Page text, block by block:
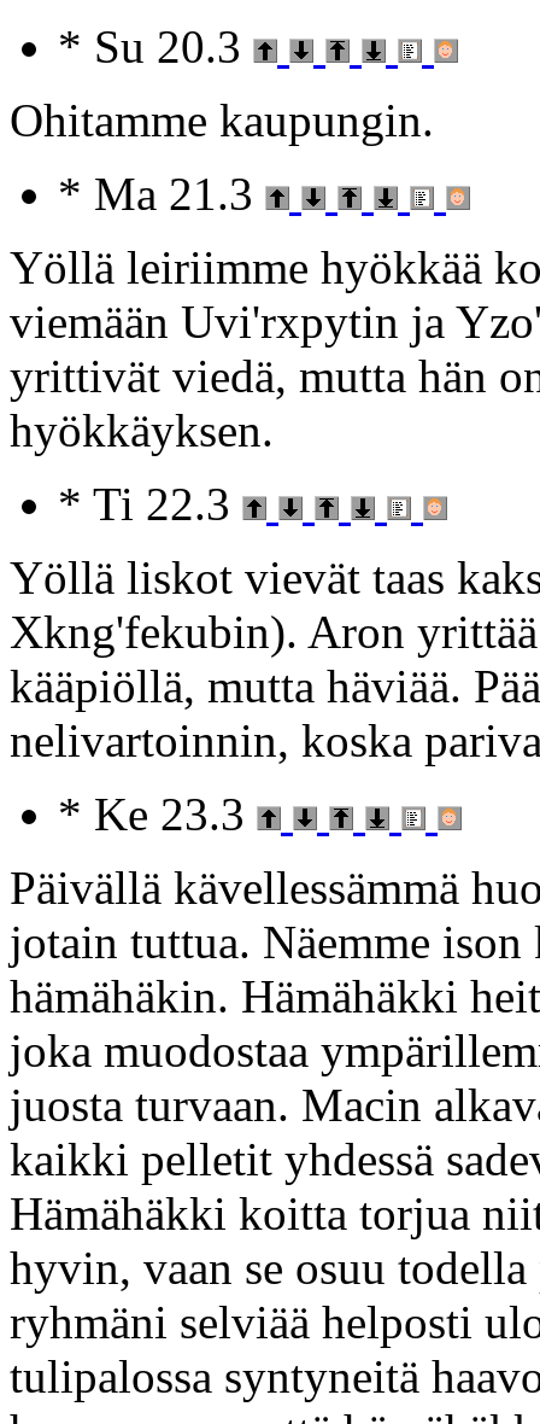
* Su 20.3
Ohitamme kaupungin.
* Ma 21.3
Yöllä leiriimme hyökkää
viemään Uvi'rxpytin ja
yrittivät viedä, mutta hän
hyökkäyksen.
* Ti 22.3
Yöllä liskot vievät taas
Xkng'fekubin). Aron
kääpiöllä, mutta häviää.
nelivartoinnin, koska
* Ke 23.3
Päivällä kävellessämmä
jotain tuttua. Näemme
hämähäkin. Hämähäkki
joka muodostaa
juosta turvaan. Macin
kaikki pelletit yhdessä
Hämähäkki koitta torjua
hyvin, vaan se osuu
ryhmäni selviää helposti
tulipalossa syntyneitä